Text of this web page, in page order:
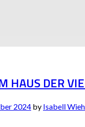
HAUS DER
2024 by Isabell